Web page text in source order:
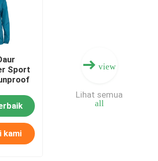
Sport
kami
view
all
Lihat semua